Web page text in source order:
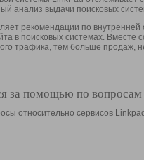
анализ выдачи поисковых
рекомендации по внутренней
в поисковых системах.
трафика, тем больше продаж,
за помощью по
относительно сервисов